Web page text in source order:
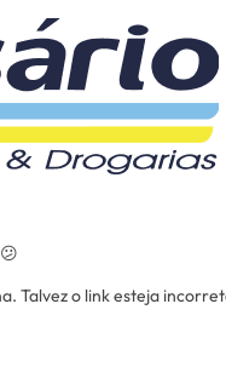
Talvez o link esteja